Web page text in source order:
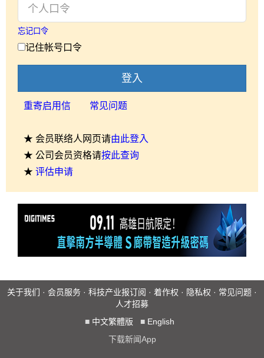
忘记口令
记住帐号口令
登入
重寄启用信 常见问题
★ 会员联络人网页请由此登入
★ 公司会员资格请按此查询
★ 评估申请
关于我们 · 会员服务 · 科技产业报订阅 · 着作权 · 隐私权 · 常见问题 ·
人才招募
■ 中文繁體版 ■ English
下载新闻App